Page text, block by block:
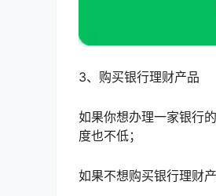
3、购买银行理财产品
如果你想办理一家银行
度也不低；
如果不想购买银行理财